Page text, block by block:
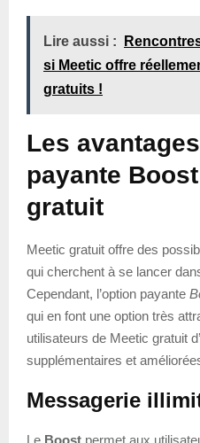
Lire aussi :
si Meetic offre
gratuits !
Les
payante
gratuit
Meetic gratuit offre des
qui cherchent à se lancer
Cependant, l’option payante
qui en font une option très
utilisateurs de Meetic gratuit
supplémentaires et
Messagerie
Le Boost permet aux